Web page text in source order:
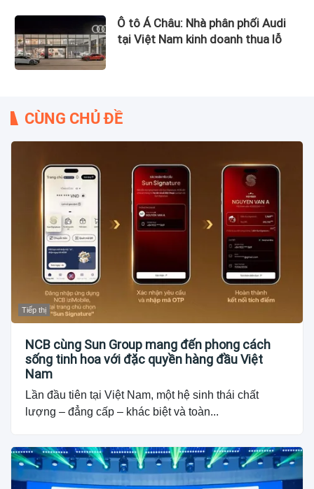
Ô tô Á Châu: Nhà phân phối Audi
tại Việt Nam kinh doanh thua lỗ
CÙNG CHỦ ĐỀ
Tiếp thị
NCB cùng Sun Group mang đến phong cách
sống tinh hoa với đặc quyền hàng đầu Việt
Nam
Lần đầu tiên tại Việt Nam, một hệ sinh thái chất
lượng – đẳng cấp – khác biệt và toàn...